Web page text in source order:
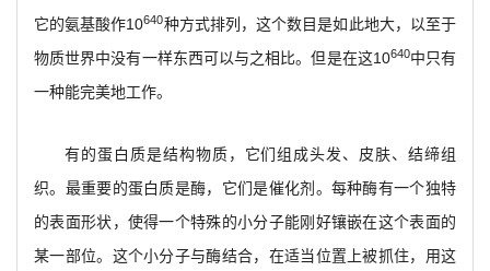
它的氨基酸作10640种方式排列，这个数目是如此地大，以至于
物质世界中没有一样东西可以与之相比。但是在这10640中只有
一种能完美地工作。
有的蛋白质是结构物质，它们组成头发、皮肤、结缔组
织。最重要的蛋白质是酶，它们是催化剂。每种酶有一个独特
的表面形状，使得一个特殊的小分子能刚好镶嵌在这个表面的
某一部位。这个小分子与酶结合，在适当位置上被抓住，用这